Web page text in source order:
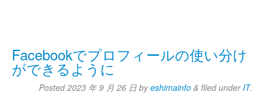
Facebookでプロフィールの使い分け
ができるように
Posted2023 年 9 月 26 日 byeshimainfo & filed under IT.